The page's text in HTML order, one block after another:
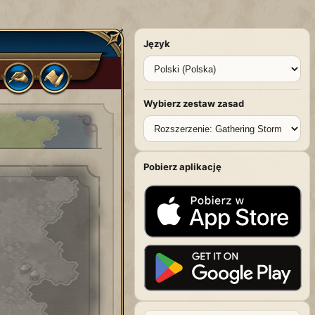
Język
Wybierz zestaw zasad
Pobierz aplikację